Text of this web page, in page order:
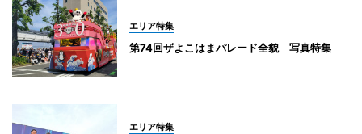
エリア特集
第74回ザよこはまパレード全貌 写真特集
エリア特集